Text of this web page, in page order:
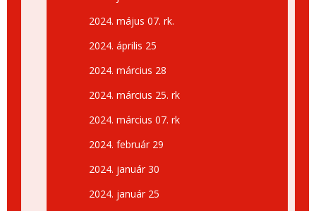
2024. május 07. rk.
2024. április 25
2024. március 28
2024. március 25. rk
2024. március 07. rk
2024. február 29
2024. január 30
2024. január 25